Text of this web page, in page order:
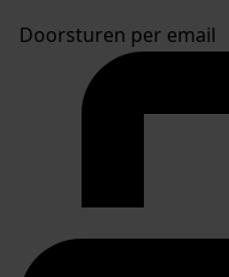
Doorsturen per email